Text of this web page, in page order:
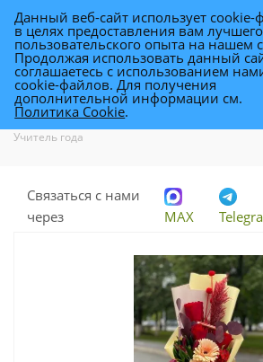
Букет Учитель года
Каталог - Каталог цветов в Уфе
Учитель года
Связаться с нами
через
MAX
Данный веб-сайт использует cookie-
в целях предоставления вам лучшего
пользовательского опыта на нашем
Продолжая использовать данный
соглашаетесь с использованием
cookie-файлов. Для получения
дополнительной информации см.
Политика Cookie.